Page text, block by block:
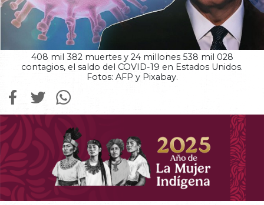
408 mil 382 muertes y 24 millones 538 mil 028
contagios, el saldo del COVID-19 en Estados Unidos.
Fotos: AFP y Pixabay.